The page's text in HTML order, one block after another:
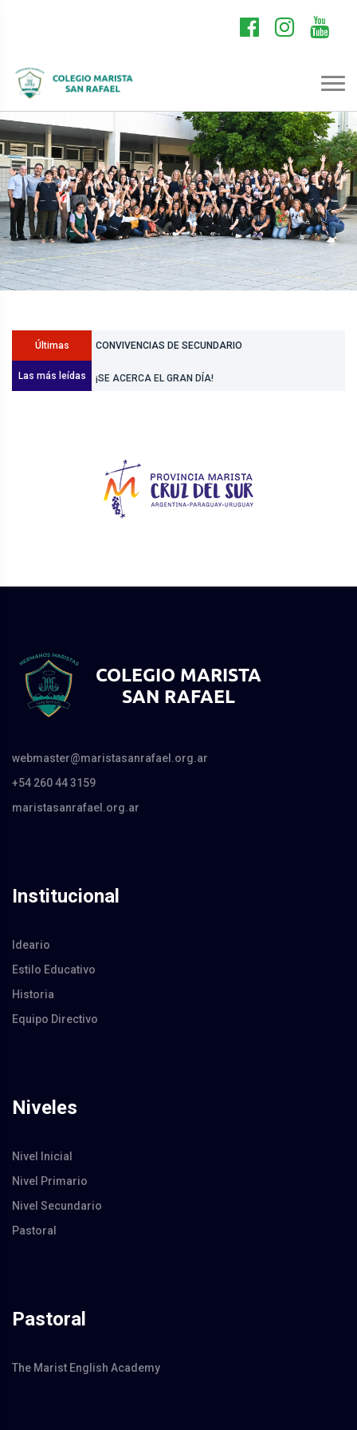
Últimas
Noticias
CONVIVENCIAS DE SECUNDARIO
Las más leídas ¡SE ACERCA EL GRAN DÍA!
TALLERES EN NIVEL INICIAL
webmaster@maristasanrafael.org.ar
+54 260 44 3159
maristasanrafael.org.ar
Institucional
Ideario
Estilo Educativo
Historia
Equipo Directivo
Niveles
Nivel Inicial
Nivel Primario
Nivel Secundario
Pastoral
Pastoral
The Marist English Academy